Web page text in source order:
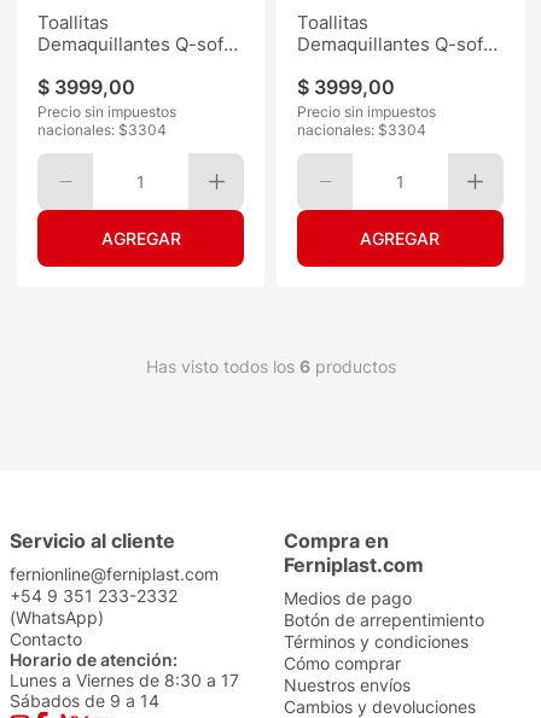
Toallitas
Demaquillantes Q-soft
$ 3999,00
Precio sin impuestos
nacionales: $3304
1
Toallitas
Demaquillantes Q-soft
$ 3999,00
Precio sin impuestos
nacionales: $3304
1
Has visto todos los 6productos
Servicio al cliente
fernionline@ferniplast.com
+54 9 351 233-2332
(WhatsApp)
Contacto
Horario de atención:
Lunes a Viernes de 8:30 a 17
Sábados de 9 a 14
Compra en
Ferniplast.com
Medios de pago
Botón de arrepentimiento
Términos y condiciones
Cómo comprar
Nuestros envíos
Cambios y devoluciones